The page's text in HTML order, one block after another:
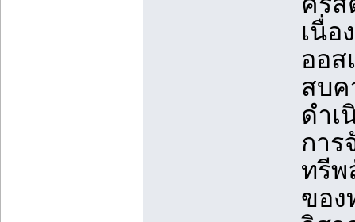
เนื่อ
ออส
สบค
ดำเ
การ
ทรีพ
ของ